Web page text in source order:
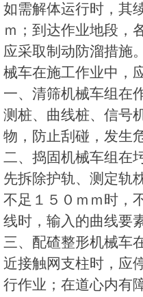
如需解体运行时，其
ｍ；到达作业地段，
应采取制动防溜措施
械车在施工作业中，
一、清筛机械车组在
测桩、曲线桩、信号
物，防止刮碰，发生
二、捣固机械车组在
先拆除护轨、测定轨
不足１５０ｍｍ时，
线时，输入的曲线要
三、配碴整形机械车
近接触网支柱时，应
行作业；在道心内有